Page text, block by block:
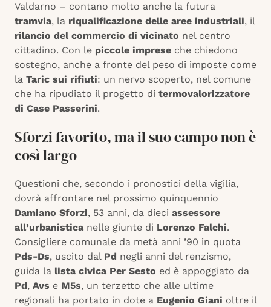
Valdarno – contano molto anche la futura
tramvia, la riqualificazione delle aree industriali, il
rilancio del commercio di vicinato nel centro
cittadino. Con le piccole imprese che chiedono
sostegno, anche a fronte del peso di imposte come
la Taric sui rifiuti: un nervo scoperto, nel comune
che ha ripudiato il progetto di termovalorizzatore
di Case Passerini.
Sforzi favorito, ma il suo campo non è
così largo
Questioni che, secondo i pronostici della vigilia,
dovrà affrontare nel prossimo quinquennio
Damiano Sforzi, 53 anni, da dieci assessore
all’urbanistica nelle giunte di Lorenzo Falchi.
Consigliere comunale da metà anni ’90 in quota
Pds-Ds, uscito dal Pd negli anni del renzismo,
guida la lista civica Per Sesto ed è appoggiato da
Pd, Avs e M5s, un terzetto che alle ultime
regionali ha portato in dote a Eugenio Giani oltre il